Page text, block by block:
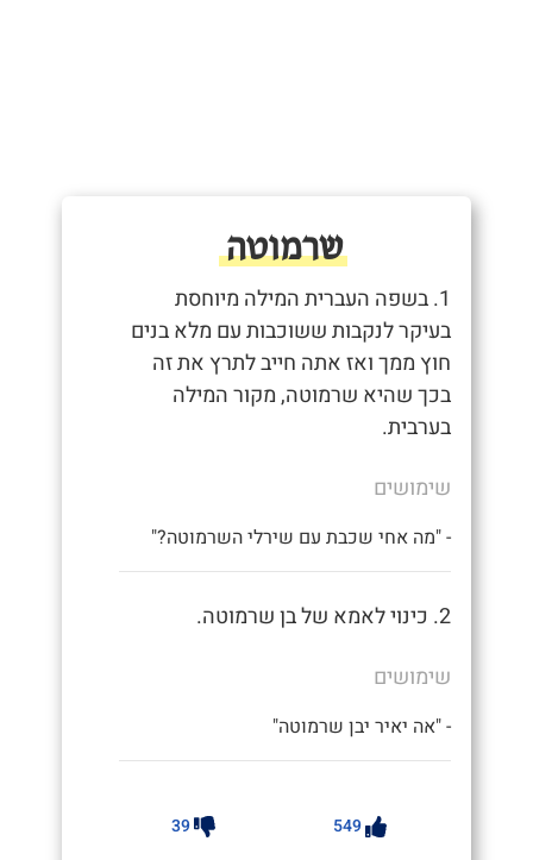
שרמוטה
1. בשפה העברית המילה מיוחסת
בעיקר לנקבות ששוכבות עם מלא בנים
חוץ ממך ואז אתה חייב לתרץ את זה
בכך שהיא שרמוטה, מקור המילה
בערבית.
שימושים
- "מה אחי שכבת עם שירלי השרמוטה?"
2. כינוי לאמא של בן שרמוטה.
שימושים
- "אה יאיר יבן שרמוטה"
549
39